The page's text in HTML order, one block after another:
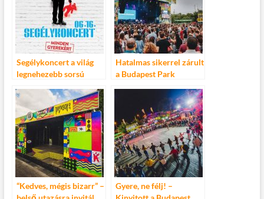
Segélykoncert a világ
legnehezebb sorsú
Park és az UNICEF
Magyarország
szervezésében június
16-án!
Hatalmas sikerrel zárult
a Budapest Park
“Kedves, mégis bizarr” –
Gyere, ne félj! –